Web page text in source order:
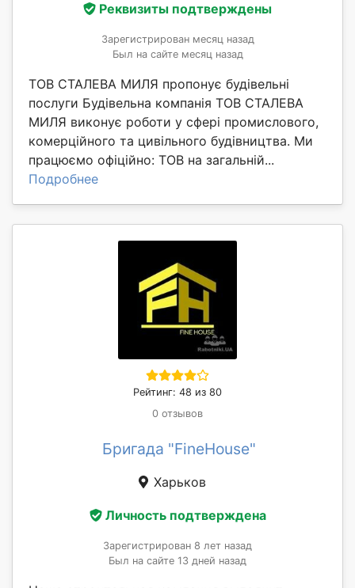
Реквизиты подтверждены
Зарегистрирован месяц назад
Был на сайте месяц назад
ТОВ СТАЛЕВА МИЛЯ пропонує будівельні
послуги Будівельна компанія ТОВ СТАЛЕВА
МИЛЯ виконує роботи у сфері промислового,
комерційного та цивільного будівництва. Ми
працюємо офіційно: ТОВ на загальній...
Подробнее
Рейтинг: 48 из 80
0 отзывов
Бригада "FineHouse"
Харьков
Личность подтверждена
Зарегистрирован 8 лет назад
Был на сайте 13 дней назад